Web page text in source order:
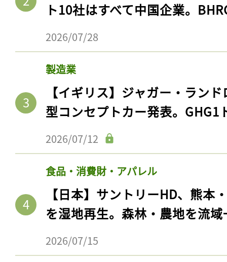
ト10社はすべて中国企業。
2026/07/28
製造業
【イギリス】ジャガー・ラン
型コンセプトカー発表。GHG1
2026/07/12
食品・消費財・アパレル
【日本】サントリーHD、熊本
を湿地再生。森林・農地を流
2026/07/15
記事をお気に入りに